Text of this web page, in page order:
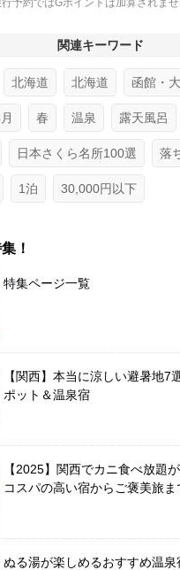
予約ではGポイントは加算されませ
関連キーワード
北海道 北海道 函館・
春 温泉 露天風呂
日本さくら名所100選 落
1泊 30,000円以下
！
特集ページ一覧
【関西】本当に涼しい避暑地
ポット＆温泉宿
【2025】関西でカニ食べ放題
コスパの高い宿からご褒美旅ま
ぬる湯が楽しめるおすすめ温